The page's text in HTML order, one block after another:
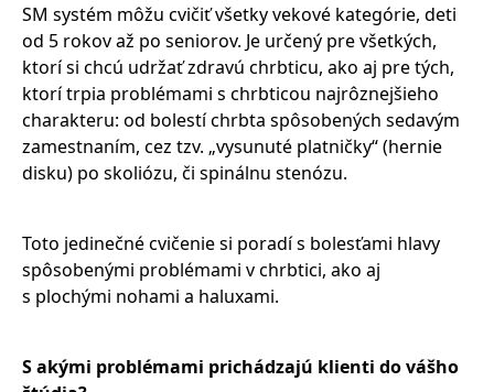
SM systém môžu cvičiť všetky vekové kategórie, deti
od 5 rokov až po seniorov. Je určený pre všetkých,
ktorí si chcú udržať zdravú chrbticu, ako aj pre tých,
ktorí trpia problémami s chrbticou najrôznejšieho
charakteru: od bolestí chrbta spôsobených sedavým
zamestnaním, cez tzv. „vysunuté platničky“ (hernie
disku) po skoliózu, či spinálnu stenózu.
Toto jedinečné cvičenie si poradí s bolesťami hlavy
spôsobenými problémami v chrbtici, ako aj
s plochými nohami a haluxami.
S akými problémami prichádzajú klienti do vášho